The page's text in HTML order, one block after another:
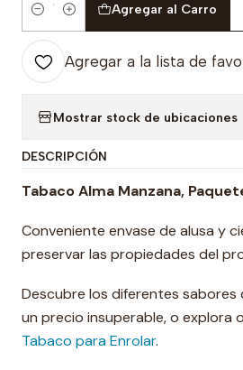
Cantidad
Agregar al Carro
Agregar a la lista de
Mostrar stock de ubicaciones
DESCRIPCIÓN
Tabaco Alma Manzana,
Conveniente envase de alusa y
preservar las propiedades del
Descubre los diferentes sabores
un precio insuperable, o explora
Tabaco para Enrolar.